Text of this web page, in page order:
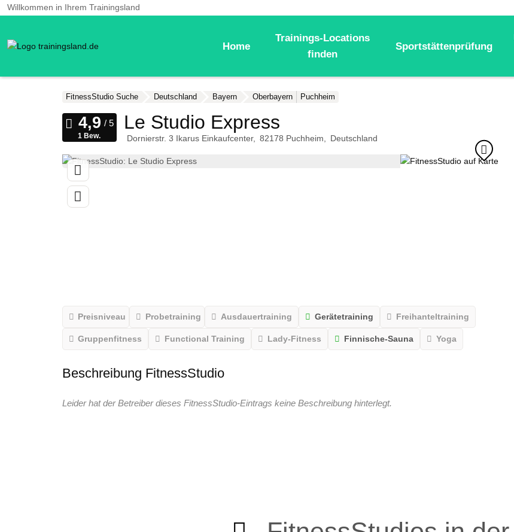
Willkommen in Ihrem Trainingsland
Home
Trainings-Locations
finden
Sportstättenprüfung
FitnessStudio Suche Deutschland Bayern Oberbayern Puchheim
Le Studio Express
Dornierstr. 3 Ikarus Einkaufcenter 82178 Puchheim Deutschland
1 Bew.
Preisniveau Probetraining Ausdauertraining Gerätetraining Freihanteltraining
Gruppenfitness Functional Training Lady-Fitness Finnische-Sauna Yoga
Beschreibung FitnessStudio
Leider hat der Betreiber dieses FitnessStudio-Eintrags keine Beschreibung hinterlegt.